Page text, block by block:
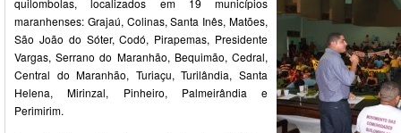
quilombolas, localizados em 19 municípios
maranhenses: Grajaú, Colinas, Santa Inês, Matões,
São João do Sóter, Codó, Pirapemas, Presidente
Vargas, Serrano do Maranhão, Bequimão, Cedral,
Central do Maranhão, Turiaçu, Turilândia, Santa
Helena, Mirinzal, Pinheiro, Palmeirândia e
Perimirim.